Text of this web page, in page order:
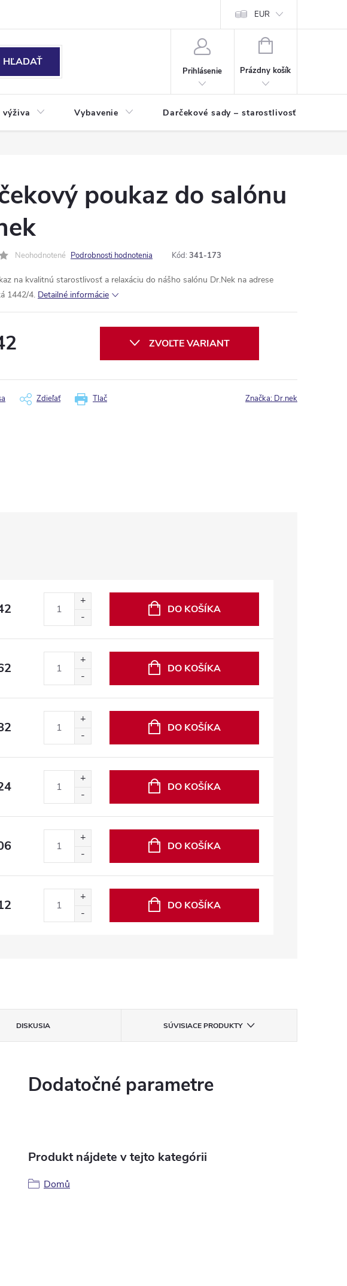
EUR
HĽADAŤ
Prihlásenie
NÁKUPNÝ
Prázdny košík
Vybavenie Darčekové sady – starostlivosť o pleť a
poukaz do salónu
Neohodnotené Podrobnosti hodnotenia Kód: 341-173
na kvalitnú starostlivosť a relaxáciu do nášho salónu Dr.Nek na adrese
1442/4. Detailné informácie
ZVOĽTE VARIANT
Tlač
Zdieľať Značka: Dr.nek
DO KOŠÍKA
DO KOŠÍKA
DO KOŠÍKA
DO KOŠÍKA
DO KOŠÍKA
DO KOŠÍKA
DISKUSIA SÚVISIACE PRODUKTY
Dodatočné parametre
Produkt nájdete v tejto kategórii
Domů